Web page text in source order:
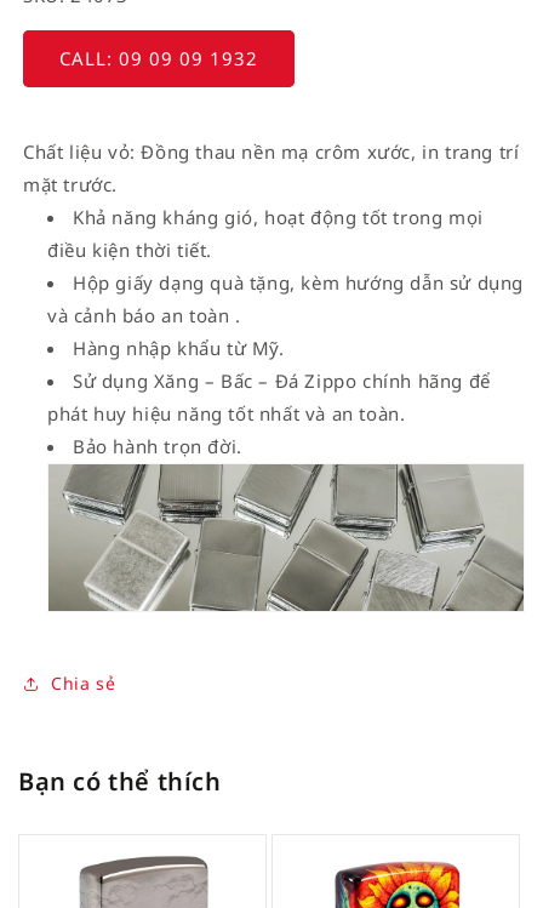
CALL: 09 09 09 1932
Chất liệu vỏ: Đồng thau nền mạ crôm xước, in trang trí
mặt trước.
Khả năng kháng gió, hoạt động tốt trong mọi
điều kiện thời tiết.
Hộp giấy dạng quà tặng, kèm hướng dẫn sử dụng
và cảnh báo an toàn .
Hàng nhập khẩu từ Mỹ.
Sử dụng Xăng – Bấc – Đá Zippo chính hãng để
phát huy hiệu năng tốt nhất và an toàn.
Bảo hành trọn đời.
Chia sẻ
Bạn có thể thích